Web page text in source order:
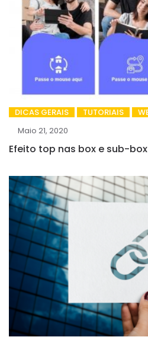
DICAS GERAIS TUTORIAIS
Maio 21, 2020
Efeito top nas box e sub-